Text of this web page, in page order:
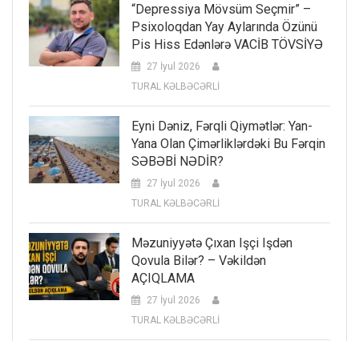
“Depressiya Mövsüm Seçmir” –
Psixoloqdan Yay Aylarında Özünü
Pis Hiss Edənlərə VACİB TÖVSİYƏ
27 İyul 2026
TURAL KƏLBƏCƏRLİ
Eyni Dəniz, Fərqli Qiymətlər: Yan-
Yana Olan Çimərliklərdəki Bu Fərqin
SƏBƏBİ NƏDİR?
27 İyul 2026
TURAL KƏLBƏCƏRLİ
Məzuniyyətə Çıxan Işçi Işdən
Qovula Bilər? – Vəkildən
AÇIQLAMA
27 İyul 2026
TURAL KƏLBƏCƏRLİ